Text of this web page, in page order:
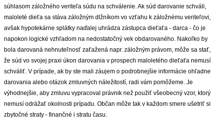
súhlasom záložného veriteľa súdu na schválenie. Ak súd darovanie schváli,
maloleté dieťa sa stáva záložným dlžníkom vo vzťahu k záložnému veriteľovi,
avšak hypotekárne splátky naďalej uhrádza zástupca dieťaťa - darca - čo je
napokon logické vzhľadom na nedostatočný vek obdarovaného. Nakoľko by
bola darovaná nehnuteľnosť zaťažená napr. záložným právom, môže sa stať,
že súd vo svojej praxi úkon darovania v prospech maloletého dieťaťa nemusí
schváliť. V prípade, ak by ste mali záujem o podrobnejšie informácie ohľadne
darovania alebo otázok zmluvných náležitostí, radi vám pomôžeme. Je
výhodnejšie, aby zmluvu vypracoval právnik než použiť všeobecný vzor, ktorý
nemusí odrážať okolnosti prípadu. Občan môže tak v každom smere ušetriť si
zbytočné straty - finančné i stratu času.